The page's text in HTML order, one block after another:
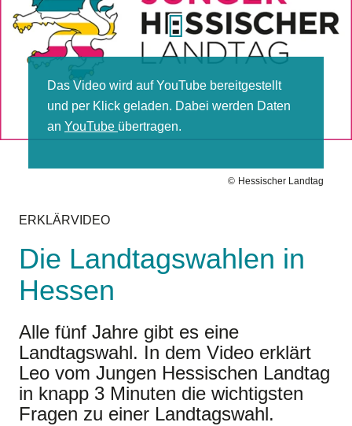
Das Video wird auf YouTube bereit­gestellt
und per Klick ge­laden. Dabei werden Daten
an YouTube über­tragen.
Hessischer Landtag
ERKLÄRVIDEO
Die Landtagswahlen in
Hessen
Alle fünf Jahre gibt es eine
Landtagswahl. In dem Video erklärt
Leo vom Jungen Hessischen Landtag
in knapp 3 Minuten die wichtigsten
Fragen zu einer Landtagswahl.